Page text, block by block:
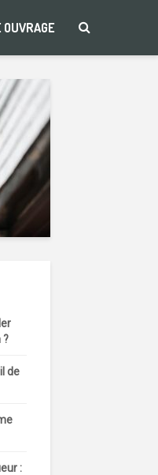
OUVRAGE
?
de
: